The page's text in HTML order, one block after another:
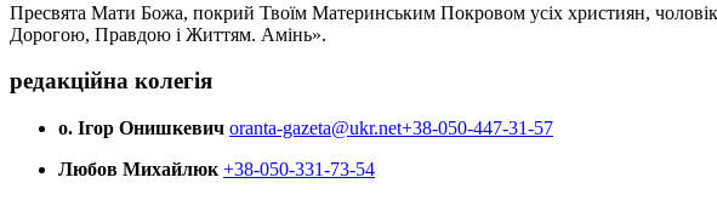
Пресвята Мати Божа, покрий Твоїм Материнським Покровом усіх християн,
Дорогою, Правдою і Життям. Амінь».
редакційна колегія
о. Ігор Онишкевич oranta-gazeta@ukr.net+38-050-447-31-57
Любов Михайлюк +38-050-331-73-54